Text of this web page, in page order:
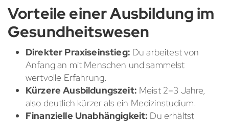
Vorteile einer Ausbildung im
Gesundheitswesen
Direkter Praxiseinstieg: Du arbeitest von
Anfang an mit Menschen und sammelst
wertvolle Erfahrung.
Kürzere Ausbildungszeit: Meist 2–3 Jahre,
also deutlich kürzer als ein Medizinstudium.
Finanzielle Unabhängigkeit: Du erhältst